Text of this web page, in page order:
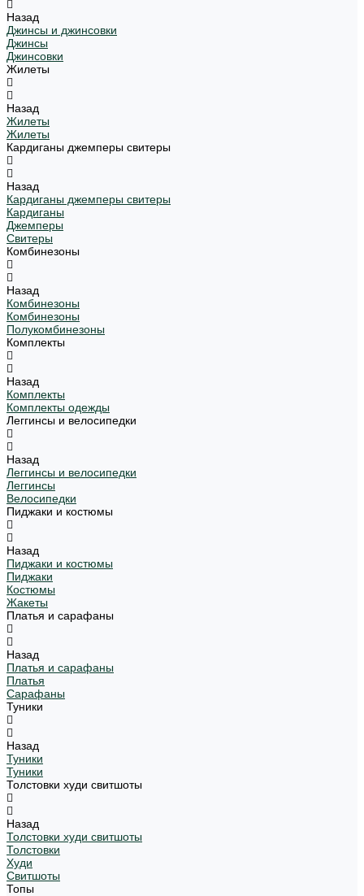
Назад
Джинсы и джинсовки
Джинсы
Джинсовки
Жилеты
Назад
Жилеты
Жилеты
Кардиганы джемперы свитеры
Назад
Кардиганы джемперы свитеры
Кардиганы
Джемперы
Свитеры
Комбинезоны
Назад
Комбинезоны
Комбинезоны
Полукомбинезоны
Комплекты
Назад
Комплекты
Комплекты одежды
Леггинсы и велосипедки
Назад
Леггинсы и велосипедки
Леггинсы
Велосипедки
Пиджаки и костюмы
Назад
Пиджаки и костюмы
Пиджаки
Костюмы
Жакеты
Платья и сарафаны
Назад
Платья и сарафаны
Платья
Сарафаны
Туники
Назад
Туники
Туники
Толстовки худи свитшоты
Назад
Толстовки худи свитшоты
Толстовки
Худи
Свитшоты
Топы